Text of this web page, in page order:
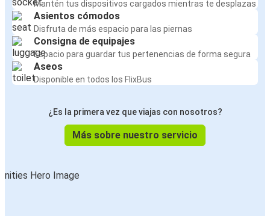
Mantén tus dispositivos cargados mientras te desplazas
Asientos cómodos
Disfruta de más espacio para las piernas
Consigna de equipajes
Espacio para guardar tus pertenencias de forma segura
Aseos
Disponible en todos los FlixBus
¿Es la primera vez que viajas con nosotros?
Más sobre nuestro servicio